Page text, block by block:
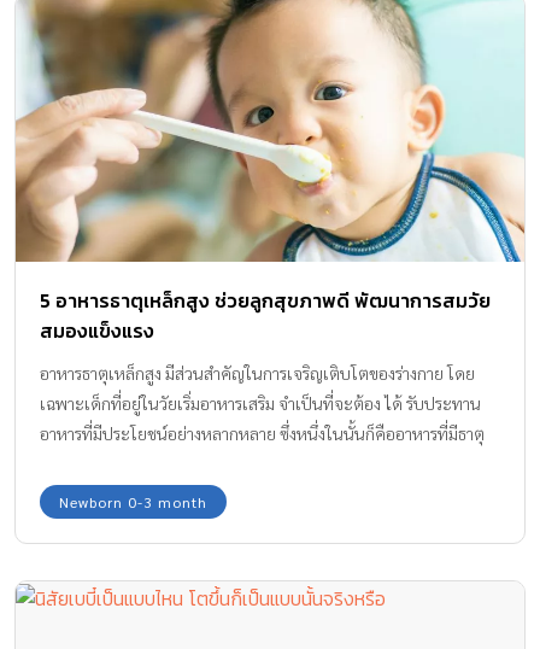
5 อาหารธาตุเหล็กสูง ช่วยลูกสุขภาพดี พัฒนาการสมวัย
สมองแข็งแรง
อาหารธาตุเหล็กสูง มีส่วนสำคัญในการเจริญเติบโตของร่างกาย โดย
เฉพาะเด็กที่อยู่ในวัยเริ่มอาหารเสริม จำเป็นที่จะต้อง ได้ รับประทาน
อาหารที่มีประโยชน์อย่างหลากหลาย ซึ่งหนึ่งในนั้นก็คืออาหารที่มีธาตุ
Newborn 0-3 month